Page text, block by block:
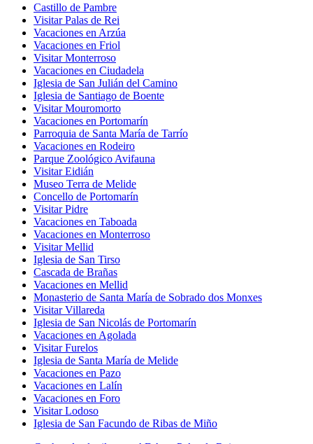
Castillo de Pambre
Visitar Palas de Rei
Vacaciones en Arzúa
Vacaciones en Friol
Visitar Monterroso
Vacaciones en Ciudadela
Iglesia de San Julián del Camino
Iglesia de Santiago de Boente
Visitar Mouromorto
Vacaciones en Portomarín
Parroquia de Santa María de Tarrío
Vacaciones en Rodeiro
Parque Zoológico Avifauna
Visitar Eidián
Museo Terra de Melide
Concello de Portomarín
Visitar Pidre
Vacaciones en Taboada
Vacaciones en Monterroso
Visitar Mellid
Iglesia de San Tirso
Cascada de Brañas
Vacaciones en Mellid
Monasterio de Santa María de Sobrado dos Monxes
Visitar Villareda
Iglesia de San Nicolás de Portomarín
Vacaciones en Agolada
Visitar Furelos
Iglesia de Santa María de Melide
Vacaciones en Pazo
Vacaciones en Lalín
Vacaciones en Foro
Visitar Lodoso
Iglesia de San Facundo de Ribas de Miño